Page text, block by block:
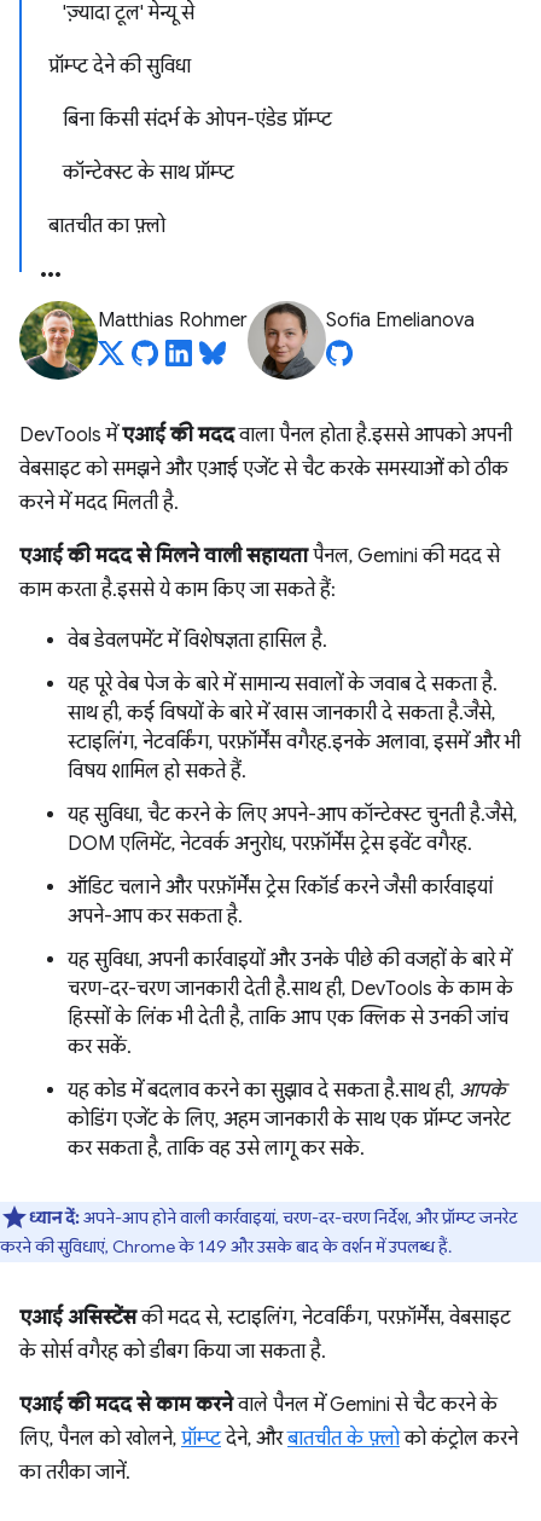
'ज़्यादा टूल' मेन्यू से
प्रॉम्प्ट देने की सुविधा
बिना किसी संदर्भ के ओपन-एंडेड प्रॉम्प्ट
कॉन्टेक्स्ट के साथ प्रॉम्प्ट
बातचीत का फ़्लो
Matthias Rohmer Sofia Emelianova
DevTools मेंएआई की मददवाला पैनल होता है. इससे आपको अपनी
वेबसाइट को समझने और एआई एजेंट से चैट करके समस्याओं को ठीक
करने में मदद मिलती है.
एआई की मदद से मिलने वाली सहायतापैनल, Gemini की मदद से
काम करता है. इससे ये काम किए जा सकते हैं:
वेब डेवलपमेंट में विशेषज्ञता हासिल है.
यह पूरे वेब पेज के बारे में सामान्य सवालों के जवाब दे सकता है.
साथ ही, कई विषयों के बारे में खास जानकारी दे सकता है. जैसे,
स्टाइलिंग, नेटवर्किंग, परफ़ॉर्मेंस वगैरह. इनके अलावा, इसमें और भी
विषय शामिल हो सकते हैं.
यह सुविधा, चैट करने के लिए अपने-आप कॉन्टेक्स्ट चुनती है. जैसे,
DOM एलिमेंट, नेटवर्क अनुरोध, परफ़ॉर्मेंस ट्रेस इवेंट वगैरह.
ऑडिट चलाने और परफ़ॉर्मेंस ट्रेस रिकॉर्ड करने जैसी कार्रवाइयां
अपने-आप कर सकता है.
यह सुविधा, अपनी कार्रवाइयों और उनके पीछे की वजहों के बारे में
चरण-दर-चरण जानकारी देती है. साथ ही, DevTools के काम के
हिस्सों के लिंक भी देती है, ताकि आप एक क्लिक से उनकी जांच
कर सकें.
यह कोड में बदलाव करने का सुझाव दे सकता है. साथ ही, आपके
कोडिंग एजेंट के लिए, अहम जानकारी के साथ एक प्रॉम्प्ट जनरेट
कर सकता है, ताकि वह उसे लागू कर सके.
ध्यान दें:अपने-आप होने वाली कार्रवाइयां, चरण-दर-चरण निर्देश, और प्रॉम्प्ट जनरेट
करने की सुविधाएं, Chrome के 149 और उसके बाद के वर्शन में उपलब्ध हैं.
एआई असिस्टेंसकी मदद से, स्टाइलिंग, नेटवर्किंग, परफ़ॉर्मेंस, वेबसाइट
के सोर्स वगैरह को डीबग किया जा सकता है.
एआई की मदद से काम करनेवाले पैनल में Gemini से चैट करने के
लिए, पैनल को खोलने, प्रॉम्प्टदेने, औरबातचीत के फ़्लोको कंट्रोल करने
का तरीका जानें.